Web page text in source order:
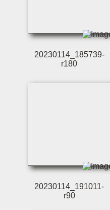
20230114_185739-
r180
20230114_191011-
r90